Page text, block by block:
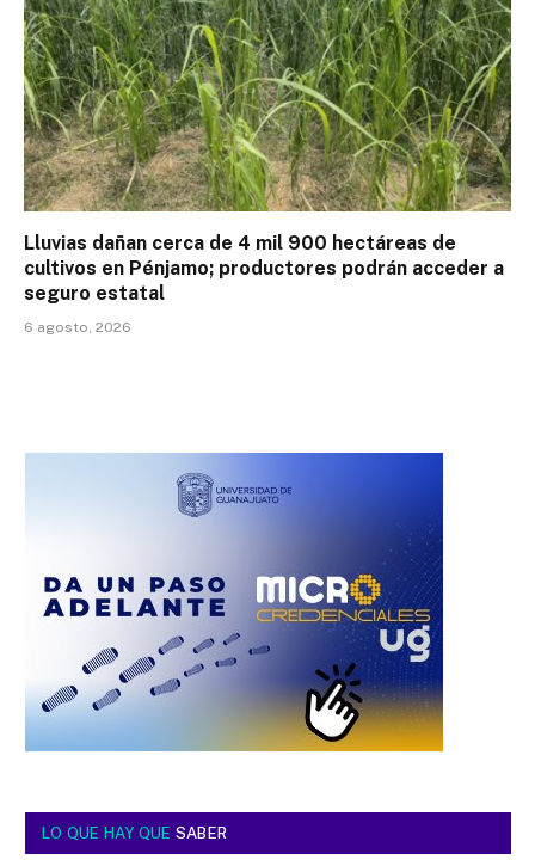
Lluvias dañan cerca de 4 mil 900 hectáreas de
cultivos en Pénjamo; productores podrán acceder a
seguro estatal
6 agosto, 2026
LO QUE HAY QUE SABER